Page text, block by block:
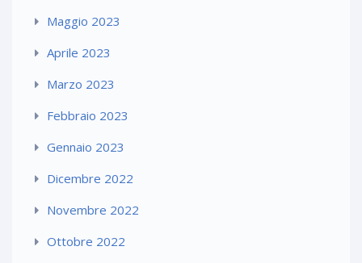
Maggio 2023
Aprile 2023
Marzo 2023
Febbraio 2023
Gennaio 2023
Dicembre 2022
Novembre 2022
Ottobre 2022